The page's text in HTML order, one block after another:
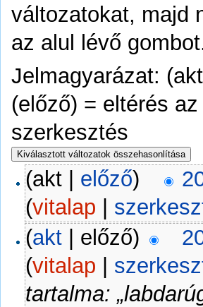
változatokat, majd
az alul lévő
Jelmagyarázat:
(előző) = eltérés
szerkesztés
(akt | előző)
(vitalap |
(akt | előző)
(vitalap
tartalma: